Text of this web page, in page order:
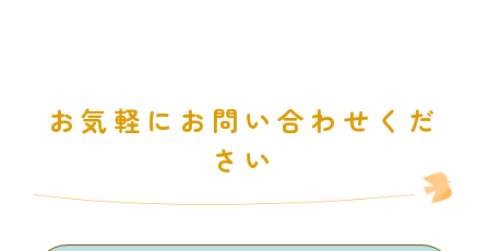
お気軽にお問い合わせくだ
さい